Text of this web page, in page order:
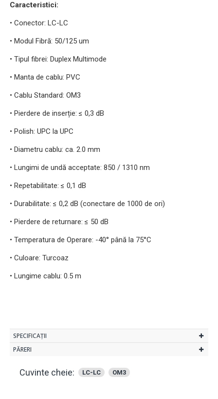
Caracteristici:
• Conector: LC-LC
• Modul Fibră: 50/125 um
• Tipul fibrei: Duplex Multimode
• Manta de cablu: PVC
• Cablu Standard: OM3
• Pierdere de inserție: ≤ 0,3 dB
• Polish: UPC la UPC
• Diametru cablu: ca. 2.0 mm
• Lungimi de undă acceptate: 850 / 1310 nm
• Repetabilitate: ≤ 0,1 dB
• Durabilitate: ≤ 0,2 dB (conectare de 1000 de ori)
• Pierdere de returnare: ≤ 50 dB
• Temperatura de Operare: -40° până la 75°C
• Culoare: Turcoaz
• Lungime cablu: 0.5 m
SPECIFICAȚII
PĂRERI
Cuvinte cheie: LC-LC OM3